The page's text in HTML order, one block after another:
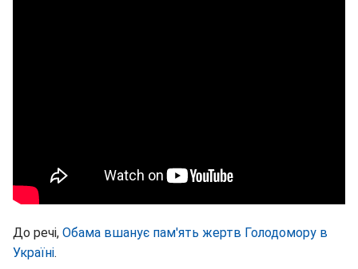
До речі, Обама вшанує пам'ять жертв Голодомору в
Україні.